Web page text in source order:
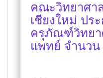
คณะวิทยาศา
เชียงใหม่ ปร
ครุภัณฑ์วิทยา
แพทย์ จำนวน